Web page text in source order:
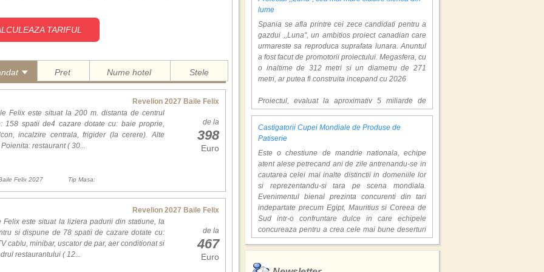
autoritatilor si hotelurilor);
a transmite urari de prosperitate pentru noul an;
de iarna precum colindatul si jocurile cu masti.
si 49�C, renumite pentru proprietatile lor terapeutice.
in sezonul rece, ideale pentru relaxare.
creat de izvoarele termale si speciilor rare de plante.
usoare.
pentru cei pasionati de natura.
piete istorice, arhitectura Art Nouveau si evenimente dedicate
TARIFUL
Pret Nume hotel Stele
Revelion 2027 Baile Felix
de la
398
Euro
Felix este situat la 200 m. distanta de centrul
158 spatii de4 cazare dotate cu: baie proprie,
incalzire centrala, frigider (la cerere). Alte
restaurant ( 30...
Felix 2027 Tip Masa:
Revelion 2027 Baile Felix
de la
467
Euro
Felix este situat la liziera padurii din statiune, la
si dispune de 78 spatii de cazare dotate cu:
cablu, minibar, uscator de par, aer conditionat si
restaurantului ( 12...
lume
Spania se afla printre cei zece candidati pentru a
gazdui ,,Luna'', un ambitios proiect canadian care
urmareste sa reproduca suprafata lunara. Anuntul
a fost facut de promotorii proiectului. Megasfera, cu
o inaltime de 312 metri si un diametru de 271
metri, ar putea fi construita incepand cu 2026
Proiectul, evaluat la aproximativ 5 miliarde de
dolari, include un complex de 200 de hectare, cu
hoteluri, facilitati de recreere si zone rezidentiale.
Conceptul depaseste ideea unui simplu hotel
milioane de turisti anual. �Luna� ar putea deveni
o atractie de top, 2,5 milioane de vizitatori fiind
asteptati sa experimenteze exclusiv simularea
suprafetei lunare.
,,Credem ca exista sanse mari sa anuntam nu doar
o locatie, ci poate mai multe'', a declarat Michael R.
Henderson, cofondator al Moon World Resorts,
citat de Gulf News. Potrivit acestuia, 2026 ar putea
Castigatorii Cupei Mondiale de Produse de
Patiserie
Este o chestiune de mandrie nationala, echipe
atent alese petrecand ani de zile antrenandu-se in
cautarea celei mai inalte distinctii in domeniile lor
si reprezentandu-si tara pe scena mondiala.
Evenimentul bienal prezinta concurenti din tari
indepartate precum Egipt, Mauritius si Coreea de
Sud intr-o confruntare dulce in care echipele
concureaza pentru a crea cele mai bune deserturi
unice in viata.
Fiecare echipa a avut trei membri - specialisti in
ciocolata, gheata si, respectiv, zahar. Triourile au
filmat sezonul 3 al serialului de succes